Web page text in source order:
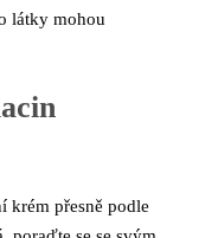
látky mohou
krém přesně podle